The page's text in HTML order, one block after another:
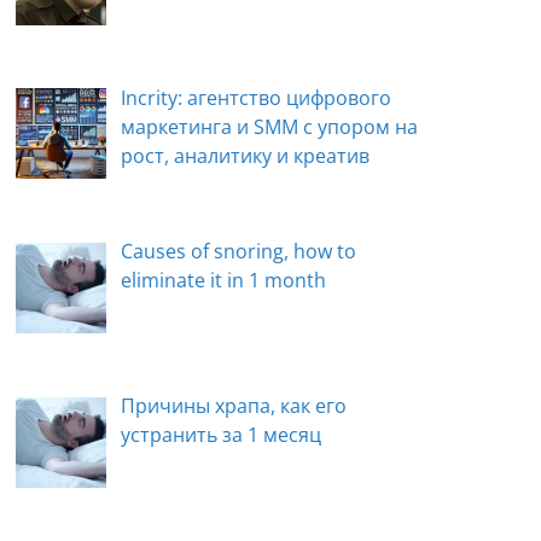
Incrity: агентство цифрового
маркетинга и SMM с упором на
рост, аналитику и креатив
Causes of snoring, how to
eliminate it in 1 month
Причины храпа, как его
устранить за 1 месяц